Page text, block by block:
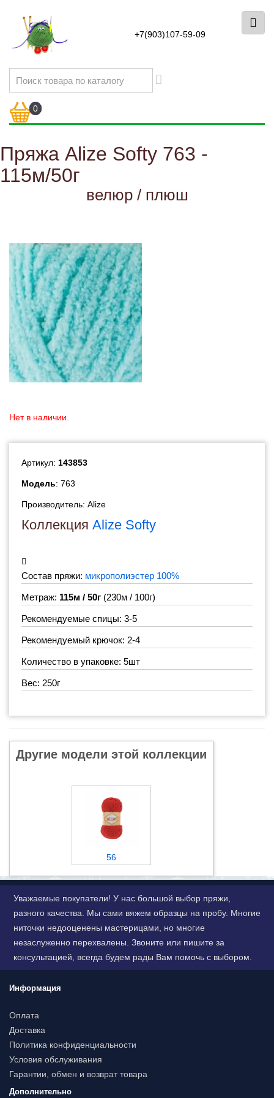
+7(903)107-59-09
0
Пряжа Alize Softy 763 -
115м/50г
велюр / плюш
Нет в наличии.
Артикул: 143853
Модель: 763
Производитель: Alize
Коллекция Alize Softy
Состав пряжи: микрополиэстер 100%
Метраж: 115м / 50г (230м / 100г)
Рекомендуемые спицы: 3-5
Рекомендуемый крючок: 2-4
Количество в упаковке: 5шт
Вес: 250г
Другие модели этой коллекции
56
Уважаемые покупатели! У нас большой выбор пряжи,
разного качества. Мы сами вяжем образцы на пробу. Многие
ниточки недооценены мастерицами, но многие
незаслуженно перехвалены. Звоните или пишите за
консультацией, всегда будем рады Вам помочь с выбором.
Информация
Оплата
Доставка
Политика конфиденциальности
Условия обслуживания
Гарантии, обмен и возврат товара
Дополнительно